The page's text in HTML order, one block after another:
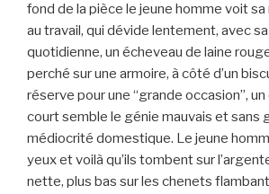
fond de la pièce le jeune homme voit
au travail, qui dévide lentement, avec
quotidienne, un écheveau de laine
perché sur une armoire, à côté d’un
réserve pour une “grande occasion”,
court semble le génie mauvais et sans
médiocrité domestique. Le jeune
yeux et voilà qu’ils tombent sur
nette, plus bas sur les chenets